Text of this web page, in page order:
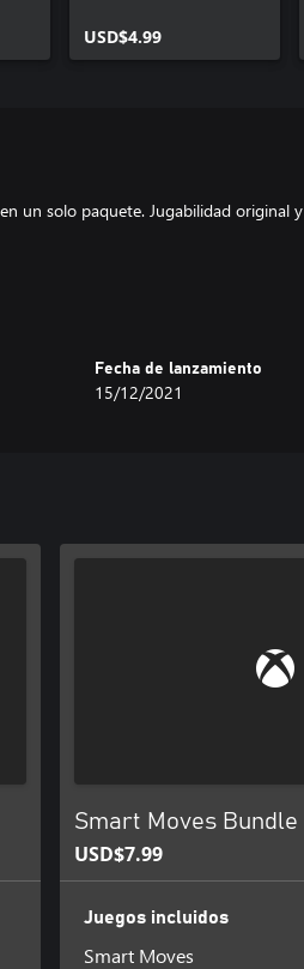
USD$4.99
un solo paquete. Jugabilidad original y
Fecha de lanzamiento
15/12/2021
Smart Moves Bundle
USD$7.99
Juegos incluidos
Smart Moves